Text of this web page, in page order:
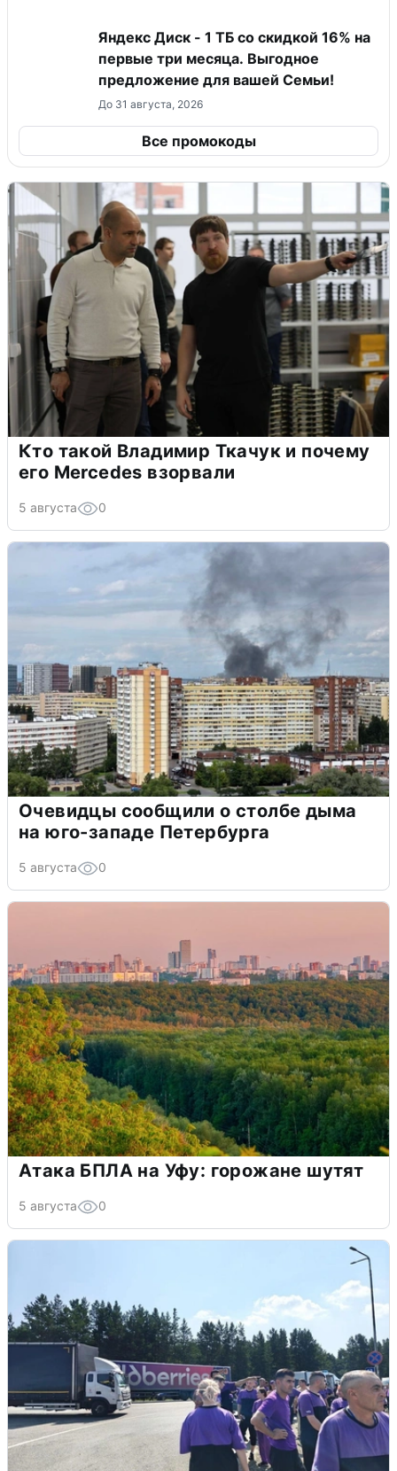
Яндекс Диск - 1 ТБ со скидкой 16% на
первые три месяца. Выгодное
предложение для вашей Семьи!
До 31 августа, 2026
Все промокоды
Кто такой Владимир Ткачук и почему
его Mercedes взорвали
5 августа 0
Очевидцы сообщили о столбе дыма
на юго-западе Петербурга
5 августа 0
Атака БПЛА на Уфу: горожане шутят
5 августа 0